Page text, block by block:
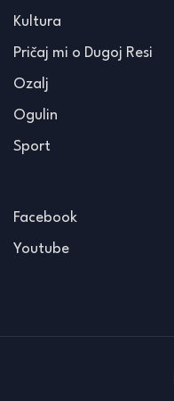
Kultura
Pričaj mi o Dugoj Resi
Ozalj
Ogulin
Sport
Facebook
Youtube